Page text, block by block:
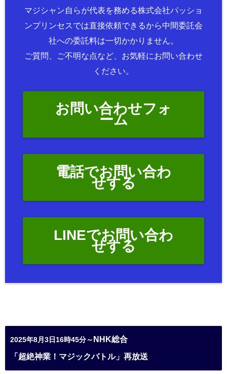
マジシャン自らが代表を務める株式会社パッショ
ンプリンセスでは直接依頼できるから中間委託会
社への委託料は一切かかりません。
ご質問、ご不明な点など、お気軽にお問い合わせ
ください。
お問い合わせフォ
ーム
電話でお問い合わ
せする
LINEでお問い合わ
せする
2025年8月3日16時45分～ NHK総合
「超絶神業！マジックバトル」再放送